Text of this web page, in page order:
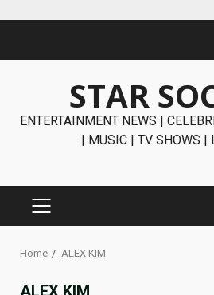
STAR
ENTERTAINMENT NEWS |
| MUSIC | TV SHOWS |
PRIMARY
Home ALEX KIM
ALEX KIM